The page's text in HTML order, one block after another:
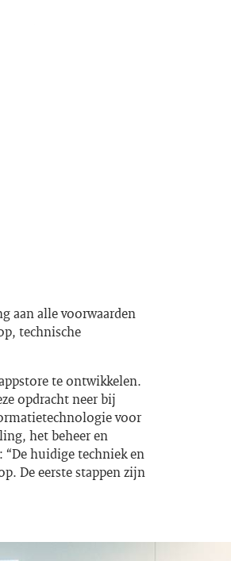
aan alle voorwaarden
technische
te ontwikkelen.
opdracht neer bij
voor
het beheer en
huidige techniek en
De eerste stappen zijn